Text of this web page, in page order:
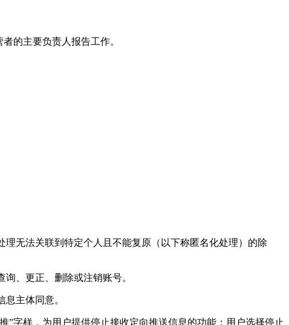
的主要负责人报告工作。
无法关联到特定个人且不能复原（以下称匿名化处理）的除
、更正、删除或注销账号。
主体同意。
”字样，为用户提供停止接收定向推送信息的功能；用户选择停止